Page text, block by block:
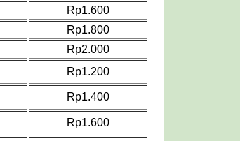
Rp1.600
Rp1.800
Rp2.000
Rp1.200
Rp1.400
Rp1.600